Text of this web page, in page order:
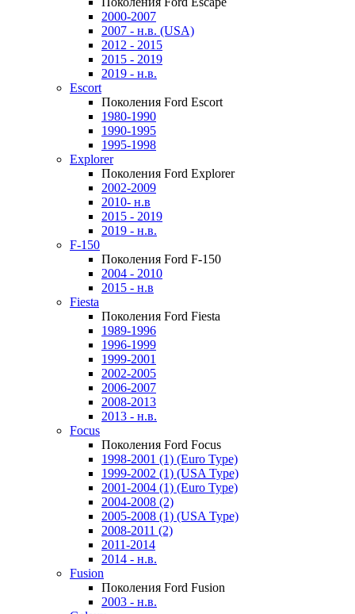
2000-2007
2007 - н.в. (USA)
2012 - 2015
2015 - 2019
2019 - н.в.
Escort
Поколения Ford Escort
1980-1990
1990-1995
1995-1998
Explorer
Поколения Ford Explorer
2002-2009
2010- н.в
2015 - 2019
2019 - н.в.
F-150
Поколения Ford F-150
2004 - 2010
2015 - н.в
Fiesta
Поколения Ford Fiesta
1989-1996
1996-1999
1999-2001
2002-2005
2006-2007
2008-2013
2013 - н.в.
Focus
Поколения Ford Focus
1998-2001 (1) (Euro Type)
1999-2002 (1) (USA Type)
2001-2004 (1) (Euro Type)
2004-2008 (2)
2005-2008 (1) (USA Type)
2008-2011 (2)
2011-2014
2014 - н.в.
Fusion
Поколения Ford Fusion
2003 - н.в.